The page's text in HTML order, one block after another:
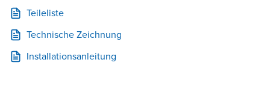
Teileliste
Technische Zeichnung
Installationsanleitung